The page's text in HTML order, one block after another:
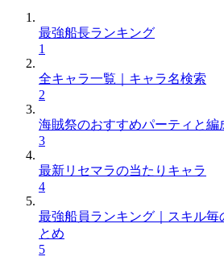
最強船長ランキング
1
全キャラ一覧｜キャラ名検索
2
海賊祭のおすすめパーティと編
3
最新リセマラの当たりキャラ
4
最強船員ランキング｜スキル毎
とめ
5